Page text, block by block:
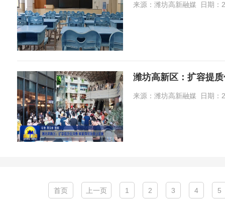
来源：潍坊高新融媒 日期：
潍坊高新区：扩容提
来源：潍坊高新融媒 日期：
首页 上一页 1 2 3 4 5